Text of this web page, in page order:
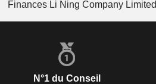
Finances Li Ning Company Limited
N°1 du Conseil